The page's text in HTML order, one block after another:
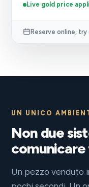
Live gold price
Reserve online,
UN UNICO
Non due
comunicare
Un pezzo venduto